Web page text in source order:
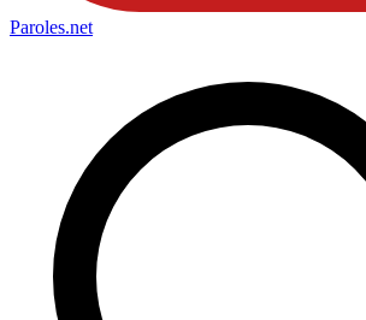
Paroles.net